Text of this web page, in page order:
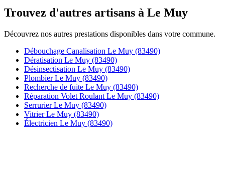
Trouvez d'autres artisans à Le Muy
Découvrez nos autres prestations disponibles dans votre commune.
Débouchage Canalisation Le Muy (83490)
Dératisation Le Muy (83490)
Désinsectisation Le Muy (83490)
Plombier Le Muy (83490)
Recherche de fuite Le Muy (83490)
Réparation Volet Roulant Le Muy (83490)
Serrurier Le Muy (83490)
Vitrier Le Muy (83490)
Électricien Le Muy (83490)